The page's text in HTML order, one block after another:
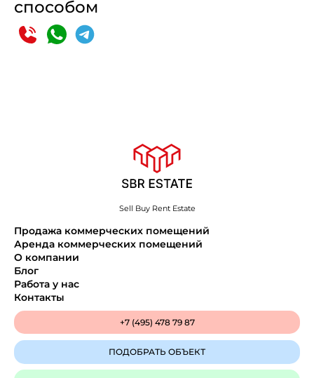
способом
Sell Buy Rent Estate
Продажа коммерческих помещений
Аренда коммерческих помещений
О компании
Блог
Работа у нас
Контакты
+7 (495) 478 79 87
ПОДОБРАТЬ ОБЪЕКТ